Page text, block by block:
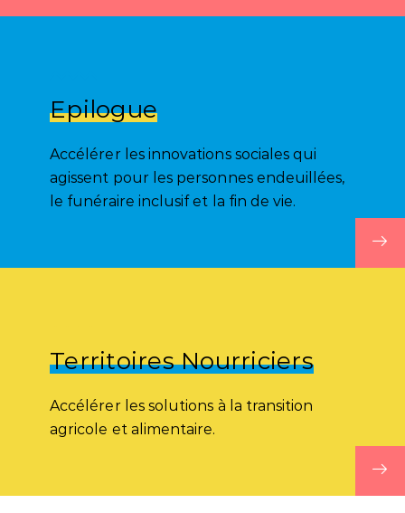
Epilogue
Accélérer les innovations sociales qui
agissent pour les personnes endeuillées,
le funéraire inclusif et la fin de vie.
Territoires Nourriciers
Accélérer les solutions à la transition
agricole et alimentaire.